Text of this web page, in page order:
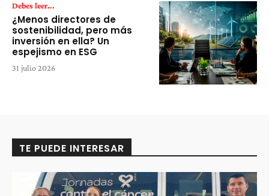
Debes leer...
¿Menos directores de
sostenibilidad, pero más
inversión en ella? Un
espejismo en ESG
31 julio 2026
TE PUEDE INTERESAR